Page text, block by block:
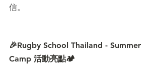
信。
🎉Rugby School Thailand - Summer
Camp 活動亮點🏕